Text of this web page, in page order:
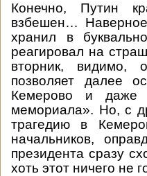
Конечно, Путин
взбешен…
хранил в
реагировал на
вторник, видимо,
позволяет далее
Кемерово и даже
мемориала». Но, с
трагедию в
начальников,
президента сразу
хоть этот ничего не